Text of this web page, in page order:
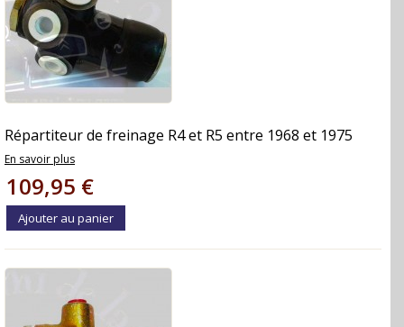
Répartiteur de freinage R4 et R5 entre 1968 et 1975
En savoir plus
109,95 €
Ajouter au panier